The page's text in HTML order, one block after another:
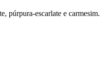
púrpura-escarlate e carmesim.